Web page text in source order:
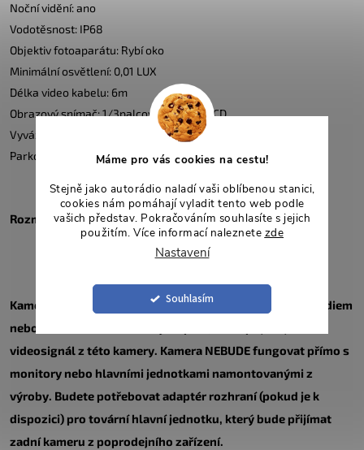
Máme pro vás cookies na cestu!
Stejně jako autorádio naladí vaši oblíbenou stanici,
cookies nám pomáhají vyladit tento web podle
vašich představ. Pokračováním souhlasíte s jejich
použitím. Více informací naleznete zde
Nastavení
Souhlasím
Noční vidění: ano
Vodotěsnost: IP68
Objektiv fotoaparátu: Rybí oko
Minimální osvětlení: 0,01 LUX
Délka video kabelu: 6m
Obrazový snímač: 1/3palcový barevný CCD
Vyvážení bílé: auto
Parkovací čára: statické vedení + dynamické vedení
Rozměry: 100mm x 33mm
Kamera je kompatibilní pouze s aftermarketovým autorádiem
nebo monitorem s CINCH výstupem, které přijímají
videosignál z této kamery. Kamera NEBUDE fungovat přímo s
monitory nebo hlavními jednotkami namontovanými z
výroby. Budete potřebovat adaptér rozhraní (pokud je k
dispozici) pro tovární hlavní jednotku, který bude přijímat
zadní kameru z poprodejního zařízení.